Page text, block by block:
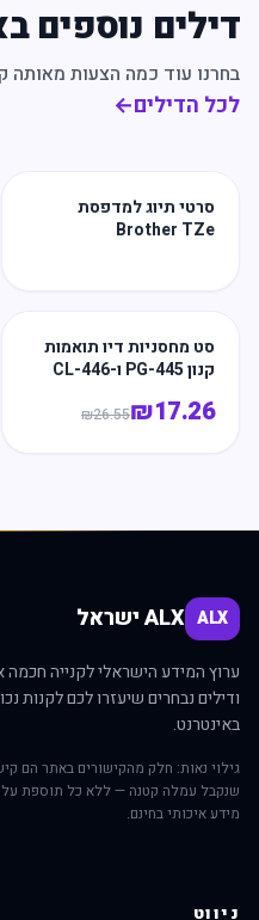
דילים נוספים
בחרנו עוד כמה הצעות מאותה
לכל הדילים←
סרטי תיוג למדפסת
Brother TZe
סט מחסניות דיו תואמות
קנון PG-445 ו-CL-446
₪17.26
₪26.55
ALX ALX ישראל
ערוץ המידע הישראלי לקנייה חכמה
ודילים נבחרים שיעזרו לכם לקנות
באינטרנט.
גילוי נאות: חלק מהקישורים באתר הם
שנקבל עמלה קטנה — ללא כל תוספת
מידע איכותי בחינם.
ניווט